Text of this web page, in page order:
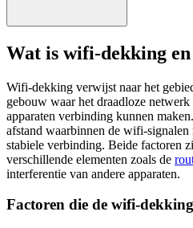
Wat is wifi-dekking
Wifi-dekking verwijst naar het
gebouw waar het draadloze
apparaten verbinding kunnen
afstand waarbinnen de wifi-
stabiele verbinding. Beide factoren
verschillende elementen zoals de
interferentie van andere apparaten.
Factoren die de wifi-